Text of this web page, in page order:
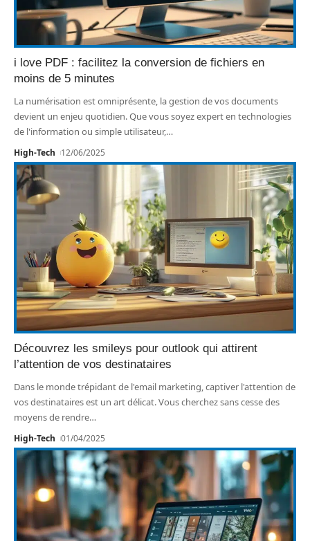
i love PDF : facilitez la conversion de fichiers en
moins de 5 minutes
La numérisation est omniprésente, la gestion de vos documents
devient un enjeu quotidien. Que vous soyez expert en technologies
de l'information ou simple utilisateur,…
High-Tech 12/06/2025
Découvrez les smileys pour outlook qui attirent
l’attention de vos destinataires
Dans le monde trépidant de l'email marketing, captiver l'attention de
vos destinataires est un art délicat. Vous cherchez sans cesse des
moyens de rendre…
High-Tech 01/04/2025